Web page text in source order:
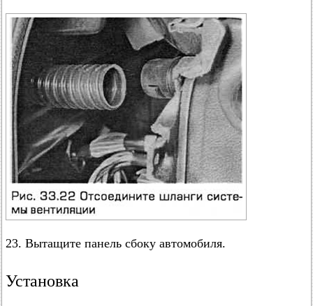
23. Вытащите панель сбоку автомобиля.
Установка